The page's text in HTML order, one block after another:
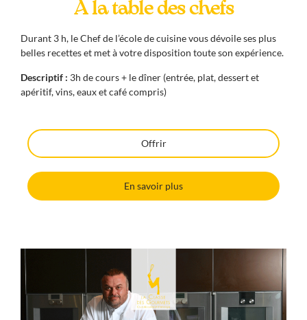
A la table des chefs
Durant 3 h, le Chef de l’école de cuisine vous dévoile ses plus
belles recettes et met à votre disposition toute son expérience.
Descriptif : 3h de cours + le dîner (entrée, plat, dessert et
apéritif, vins, eaux et café compris)
Offrir
En savoir plus